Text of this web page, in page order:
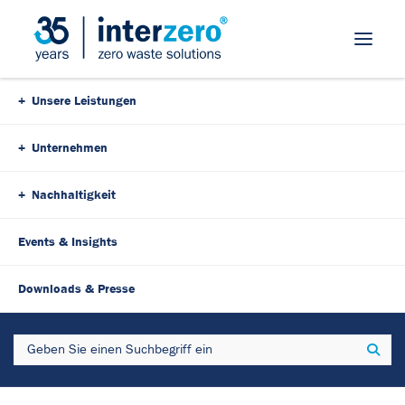
Skip Navigation
Unsere Leistungen
Unternehmen
Nachhaltigkeit
Events & Insights
Downloads & Presse
Search
Recyclingfähige
Verpackungen: